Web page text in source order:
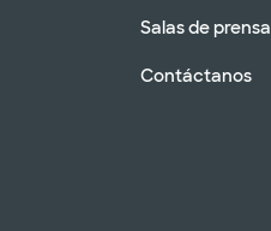
Salas de prensa
Contáctanos